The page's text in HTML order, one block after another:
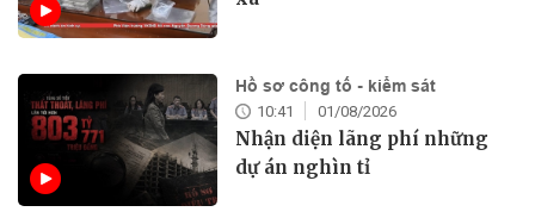
Hồ sơ công tố - kiểm sát
10:41 01/08/2026
Nhận diện lãng phí những
dự án nghìn tỉ